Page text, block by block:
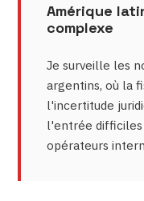
Amérique
complexe
Je surveille les
argentins, où la
l'incertitude
l'entrée
opérateurs